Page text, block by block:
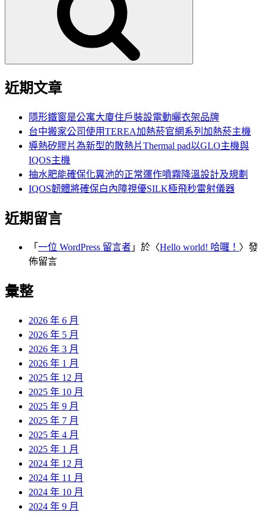
近期文章
隱形鐵窗是公寓大廈住戶裝設電動曬衣架品牌
台中搬家公司使用TEREA加熱菸官網系列加熱菸主機
導熱矽膠片為新型的散熱片Thermal pad以GLO主機與
IQOS主機
抽水肥能確保化糞池的正常運作噴霧降溫設計及規劃
IQOS韌體將確保白內障視優SILK極飛秒雷射儀器
近期留言
「 一位 WordPress 留言者 」於〈Hello world! 哈囉！ 〉發
佈留言
彙整
2026 年 6 月
2026 年 5 月
2026 年 3 月
2026 年 1 月
2025 年 12 月
2025 年 10 月
2025 年 9 月
2025 年 7 月
2025 年 4 月
2025 年 1 月
2024 年 12 月
2024 年 11 月
2024 年 10 月
2024 年 9 月